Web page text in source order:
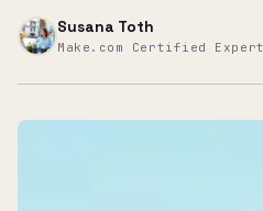
Susana Toth
Make.com Certified Expert